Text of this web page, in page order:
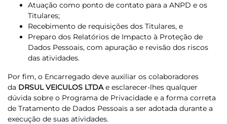
Atuação como ponto de contato para a ANPD e os
Titulares;
Recebimento de requisições dos Titulares, e
Preparo dos Relatórios de Impacto à Proteção de
Dados Pessoais, com apuração e revisão dos riscos
das atividades.
Por fim, o Encarregado deve auxiliar os colaboradores
da DRSUL VEICULOS LTDAe esclarecer-lhes qualquer
dúvida sobre o Programa de Privacidade e a forma correta
de Tratamento de Dados Pessoais a ser adotada durante a
execução de suas atividades.